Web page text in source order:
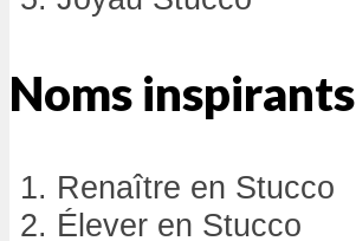
Noms inspirants
Renaître en Stucco
Élever en Stucco